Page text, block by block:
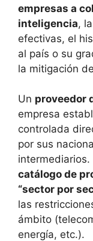
empresas a
inteligencia,
efectivas, el
al país o su
la mitigación
Un proveedor
empresa
controlada
por sus
intermediarios.
catálogo de
“sector por
las
ámbito
energía, etc.).